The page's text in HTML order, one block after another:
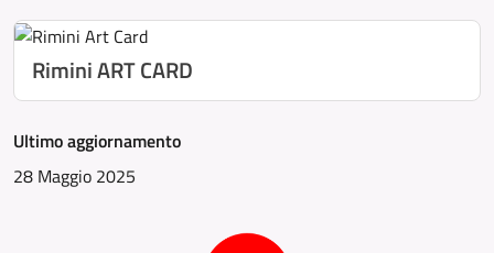
Rimini ART CARD
Ultimo aggiornamento
28 Maggio 2025